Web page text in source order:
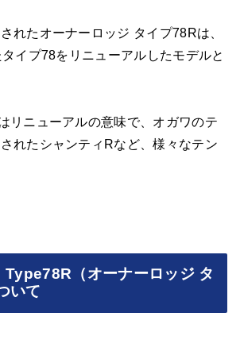
れたオーナーロッジ タイプ78Rは、
イプ78をリニューアルしたモデルと
リニューアルの意味で、オガワのテ
れたシャンティRなど、様々なテン
（オーナーロッジ タ
いて